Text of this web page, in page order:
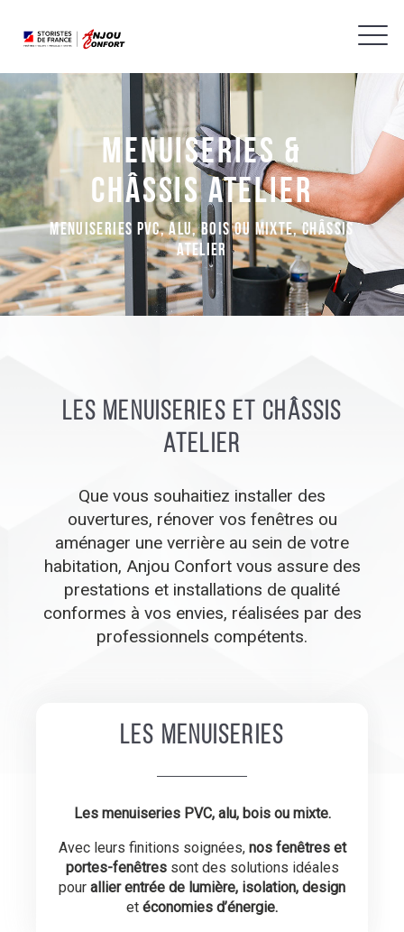
Menuiseries &
châssis atelier
Menuiseries PVC, alu, bois ou mixte, Châssis
atelier
Les menuiseries et châssis
atelier
Que vous souhaitiez installer des
ouvertures, rénover vos fenêtres ou
aménager une verrière au sein de votre
habitation, Anjou Confort vous assure des
prestations et installations de qualité
conformes à vos envies, réalisées par des
professionnels compétents.
Les menuiseries
Les menuiseries PVC, alu, bois ou mixte.
Avec leurs finitions soignées, nos fenêtres et
portes-fenêtres sont des solutions idéales
pour allier entrée de lumière, isolation, design
et économies d’énergie.